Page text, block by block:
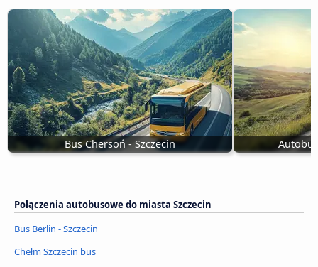
Bus Chersoń - Szczecin
Połączenia autobusowe do miasta Szczecin
Bus Berlin - Szczecin
Chełm Szczecin bus